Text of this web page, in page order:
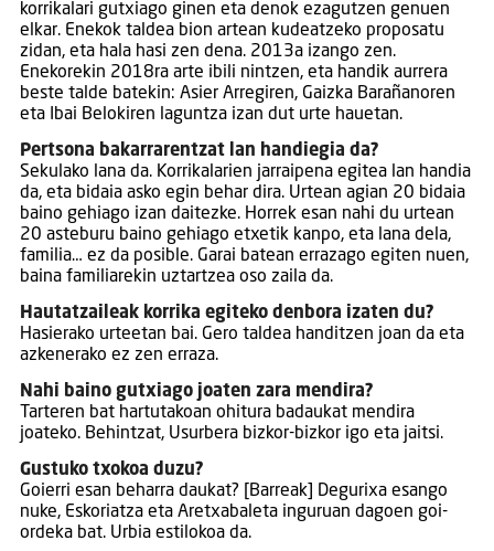
korrikalari gutxiago ginen eta denok ezagutzen genuen
elkar. Enekok taldea bion artean kudeatzeko proposatu
zidan, eta hala hasi zen dena. 2013a izango zen.
Enekorekin 2018ra arte ibili nintzen, eta handik aurrera
beste talde batekin: Asier Arregiren, Gaizka Barañanoren
eta Ibai Belokiren laguntza izan dut urte hauetan.
Pertsona bakarrarentzat lan handiegia da?
Sekulako lana da. Korrikalarien jarraipena egitea lan handia
da, eta bidaia asko egin behar dira. Urtean agian 20 bidaia
baino gehiago izan daitezke. Horrek esan nahi du urtean
20 asteburu baino gehiago etxetik kanpo, eta lana dela,
familia… ez da posible. Garai batean errazago egiten nuen,
baina familiarekin uztartzea oso zaila da.
Hautatzaileak korrika egiteko denbora izaten du?
Hasierako urteetan bai. Gero taldea handitzen joan da eta
azkenerako ez zen erraza.
Nahi baino gutxiago joaten zara mendira?
Tarteren bat hartutakoan ohitura badaukat mendira
joateko. Behintzat, Usurbera bizkor-bizkor igo eta jaitsi.
Gustuko txokoa duzu?
Goierri esan beharra daukat? [Barreak] Degurixa esango
nuke, Eskoriatza eta Aretxabaleta inguruan dagoen goi-
ordeka bat. Urbia estilokoa da.